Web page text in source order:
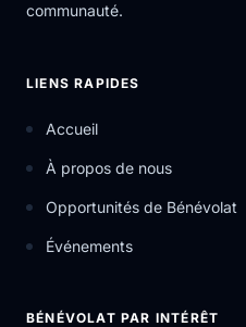
communauté.
LIENS RAPIDES
Accueil
À propos de nous
Opportunités de Bénévolat
Événements
BÉNÉVOLAT PAR INTÉRÊT